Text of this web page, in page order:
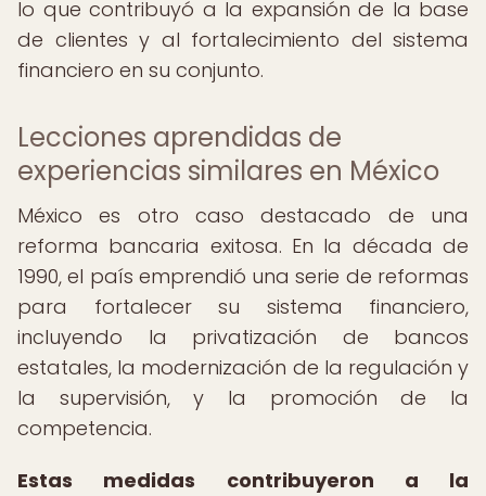
lo que contribuyó a la expansión de la base
de clientes y al fortalecimiento del sistema
financiero en su conjunto.
Lecciones aprendidas de
experiencias similares en México
México es otro caso destacado de una
reforma bancaria exitosa. En la década de
1990, el país emprendió una serie de reformas
para fortalecer su sistema financiero,
incluyendo la privatización de bancos
estatales, la modernización de la regulación y
la supervisión, y la promoción de la
competencia.
Estas medidas contribuyeron a la